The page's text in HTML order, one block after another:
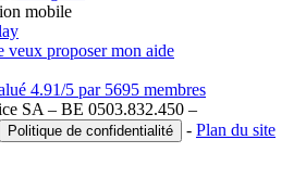
mobile
veux proposer mon aide
4.91/5 par 5695 membres
SA – BE 0503.832.450 –
Politique de confidentialité - Plan du site